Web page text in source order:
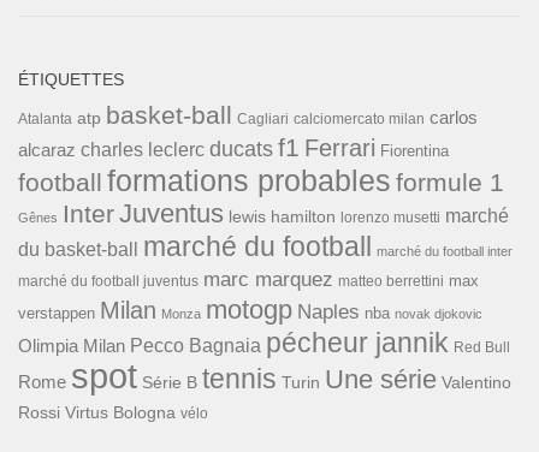
ÉTIQUETTES
Atalanta atp basket-ball Cagliari calciomercato milan carlos
alcaraz charles leclerc ducats f1 Ferrari Fiorentina
football formations probables formule 1
Gênes InterJuventus lewis hamilton lorenzo musetti marché
du basket-ball
marché du football marché du football inter
marché du football juventus marc marquez matteo berrettini max
verstappen Milan Monza motogp Naples nba novak djokovic
Olimpia Milan Pecco Bagnaia pécheur jannik Red Bull
Rome spot Série B tennis Turin Une série Valentino
Rossi Virtus Bologna vélo